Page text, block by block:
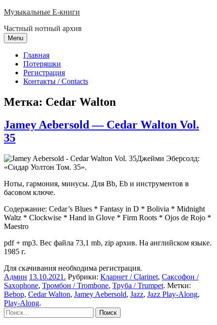
Skip
content
Музыкальные E-книги
Частный нотный архив
Menu
Главная
Потеряшки
Регистрация
Контакты / Contacts
Метка: Cedar Walton
Jamey Aebersold — Cedar Walton Vol.
35
Джейми Эберсолд:
«Сидар Уолтон Том. 35».
Ноты, гармония, минусы. Для Bb, Eb и инструментов в
басовом ключе.
Содержание: Cedar’s Blues * Fantasy in D * Bolivia * Midnight
Waltz * Clockwise * Hand in Glove * Firm Roots * Ojos de Rojo *
Maestro
pdf + mp3. Вес файла 73,1 mb, zip архив. На английском языке.
1985 г.
Для скачивания необходима регистрация.
Админ 13.10.2021 . Рубрики: Кларнет / Clarinet, Саксофон /
Saxophone, Тромбон / Trombone, Труба / Trumpet. Метки:
Bebop, Cedar Walton, Jamey Aebersold, Jazz, Jazz Play-Along,
Play-Along.
Sidebar
Найти: